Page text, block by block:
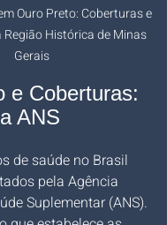
Ouro Preto: Coberturas e
Histórica de Minas
Gerais
e Coberturas:
ANS
de saúde no Brasil
pela Agência
Suplementar (ANS).